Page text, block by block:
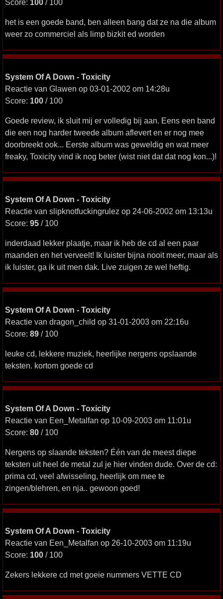
Score: 100 / 100
het is een goede band, ben alleen bang dat ze na die album
weer zo commerciel als limp bizkit ed worden
System Of A Down - Toxicity
Reactie van Glawen op 03-01-2002 om 14:28u
Score: 100 / 100
Goede review, ik sluit mij er volledig bij aan. Eens een band
die een nog harder tweede album aflevert en er nog mee
doorbreekt ook... Eerste album was geweldig en wat meer
freaky, Toxicity vind ik nog beter (wist niet dat dat nog kon...)!
System Of A Down - Toxicity
Reactie van slipknotfuckingrulez op 24-06-2002 om 13:13u
Score: 95 / 100
inderdaad lekker plaatje, maar ik heb de cd al een paar
maanden en het verveelt! Ik luister bijna nooit meer, maar als
ik luister, ga ik uit men dak. Live zuigen ze wel heftig.
System Of A Down - Toxicity
Reactie van dragon_child op 31-01-2003 om 22:16u
Score: 89 / 100
leuke cd, lekkere muziek, heerlijke nergens opslaande
teksten. kortom goede cd
System Of A Down - Toxicity
Reactie van Een_Metalfan op 10-09-2003 om 11:01u
Score: 80 / 100
Nergens op slaande teksten? Één van de meest diepe
teksten uit heel de metal zul je hier vinden dude. Over de cd:
prima cd, veel afwisseling, heerlijk om mee te
zingen/blehren, en nja.. gewoon goed!
System Of A Down - Toxicity
Reactie van Een_Metalfan op 26-10-2003 om 11:19u
Score: 100 / 100
Zekers lekkere cd met goeie nummers VETTE CD